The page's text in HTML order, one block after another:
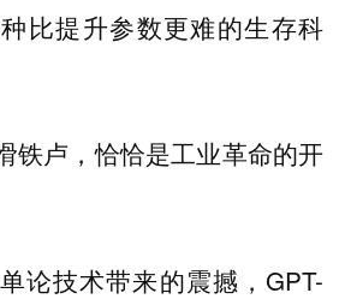
比提升参数更难的生存科
铁卢，恰恰是工业革命的开
论技术带来的震撼，GPT-